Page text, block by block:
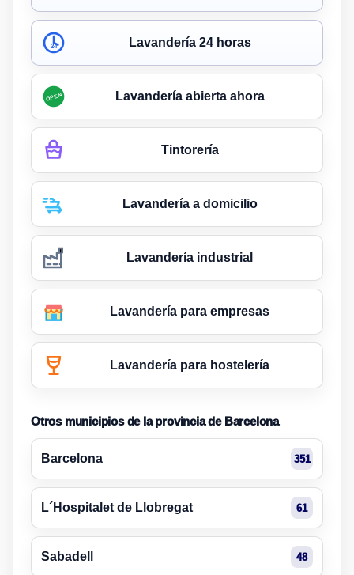
24 Lavandería 24 horas
OPEN Lavandería abierta ahora
Tintorería
Lavandería a domicilio
Lavandería industrial
Lavandería para empresas
Lavandería para hostelería
Otros municipios de la provincia de Barcelona
Barcelona 351
L´Hospitalet de Llobregat 61
Sabadell 48